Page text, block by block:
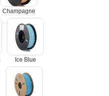
Champagne
Ice Blue